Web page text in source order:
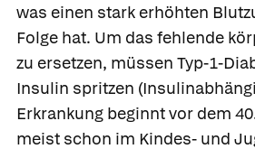
was einen stark erhöhten
Folge hat. Um das fehlende
zu ersetzen, müssen Typ-1-
Insulin spritzen
Erkrankung beginnt vor dem
meist schon im Kindes- und